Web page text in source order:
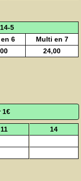
5
6
Multi en 7
24,00
1€
11
14